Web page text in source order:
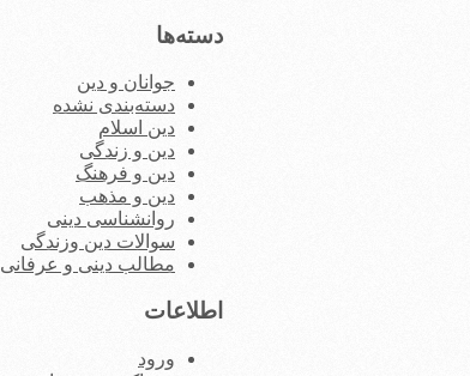
دسته‌ها
جوانان و دین
دسته‌بندی نشده
دین اسلام
دین و زندگی
دین و فرهنگ
دین و مذهب
روانشناسی دینی
سوالات دین وزندگی
مطالب دینی و عرفانی
اطلاعات
ورود